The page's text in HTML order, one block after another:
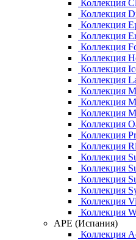
Коллекция
Коллекция
Коллекция
Коллекция
Коллекция
Коллекция
Коллекция
Коллекция
Коллекция
Коллекция
Коллекция
Коллекция
Коллекция
Коллекция
Коллекция
Коллекция
Коллекция
Коллекция
Коллекция
Коллекция
APE (Испания)
Коллекция